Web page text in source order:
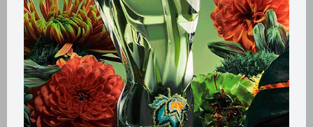
Productos que te pueden interesar